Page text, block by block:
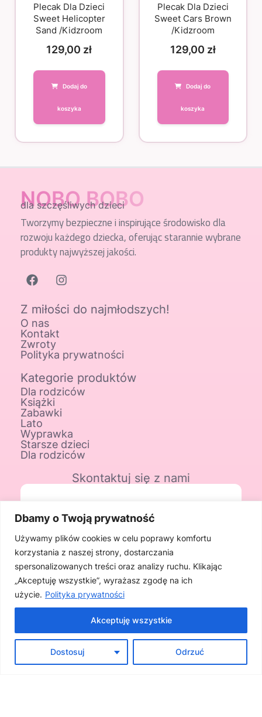
Dbamy o Twoją prywatność
Używamy plików cookies w celu poprawy komfortu
korzystania z naszej strony, dostarczania
spersonalizowanych treści oraz analizy ruchu. Klikając
„Akceptuję wszystkie”, wyrażasz zgodę na ich
użycie. Polityka prywatności
Dostosuj Odrzuć
Akceptuję wszystkie
Plecak Dla Dzieci
Sweet Helicopter
Sand /Kidzroom
129,00 zł
Dodaj do
koszyka
Plecak Dla Dzieci
Sweet Cars Brown
/Kidzroom
129,00 zł
Dodaj do
koszyka
NOBO BOBO
dla szczęśliwych dzieci
Tworzymy bezpieczne i inspirujące środowisko dla
rozwoju każdego dziecka, oferując starannie wybrane
produkty najwyższej jakości.
Z miłości do najmłodszych!
O nas
Kontakt
Zwroty
Polityka prywatności
Kategorie produktów
Dla rodziców
Książki
Zabawki
Lato
Wyprawka
Starsze dzieci
Dla rodziców
Skontaktuj się z nami
08-460 Sobolew
Telefon
508 261 492